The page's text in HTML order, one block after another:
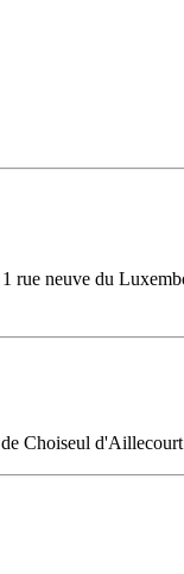
rue neuve du
Choiseul